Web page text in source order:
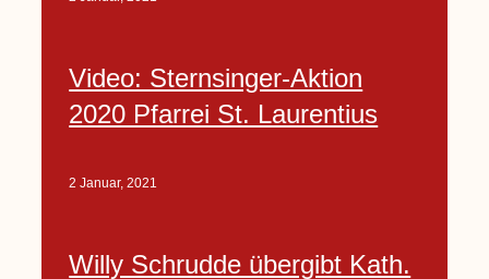
Video: Sternsinger-Aktion
2020 Pfarrei St. Laurentius
2 Januar, 2021
Willy Schrudde übergibt Kath.